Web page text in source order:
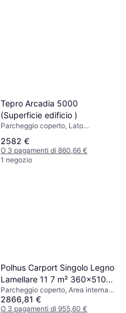
Tepro Arcadia 5000
(Superficie edificio )
Parcheggio coperto, Lato
gronda 3620 mm, Altezza 2420
mm
2582 €
O 3 pagamenti di 860,66 €
1 negozio
Polhus Carport Singolo Legno
Lamellare 11 7 m² 360x510
cm (Superficie edificio 18.4
m²)
Parcheggio coperto, Area interna
18 m², Altezza 2320 mm
2866,81 €
O 3 pagamenti di 955,60 €